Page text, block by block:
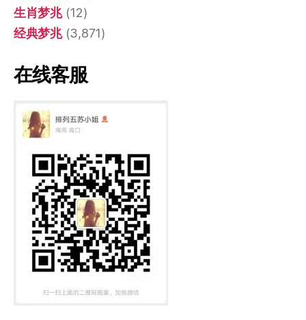
生肖梦兆(12)
经典梦兆(3,871)
在线客服